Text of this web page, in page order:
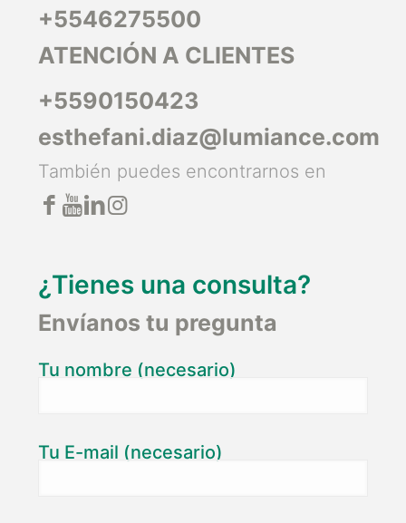
+5546275500
ATENCIÓN A CLIENTES
+5590150423
esthefani.diaz@lumiance.com
También puedes encontrarnos en
¿Tienes una consulta?
Envíanos tu pregunta
Tu nombre (necesario)
Tu E-mail (necesario)